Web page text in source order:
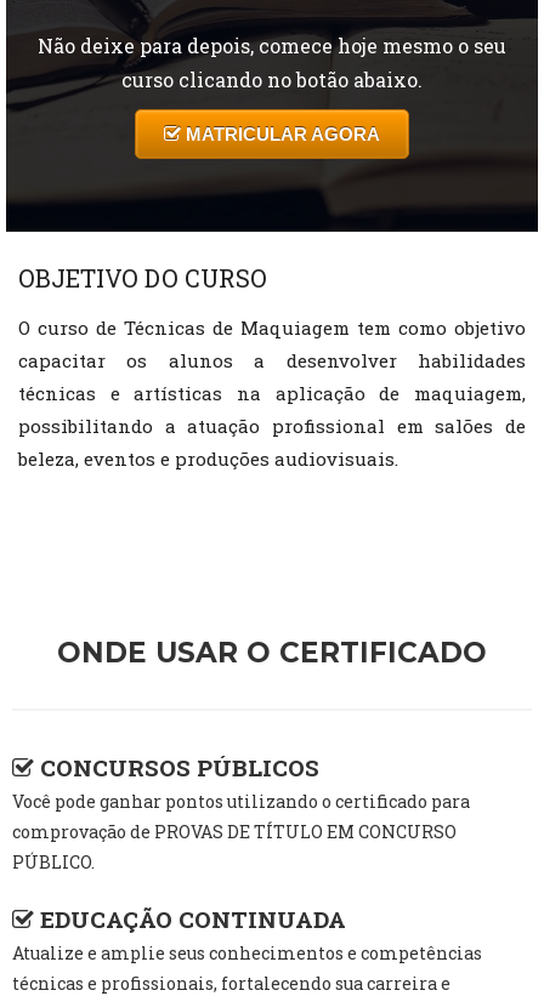
Não deixe para depois, comece hoje mesmo o seu
curso clicando no botão abaixo.
MATRICULAR AGORA
OBJETIVO DO CURSO
O curso de Técnicas de Maquiagem tem como objetivo
capacitar os alunos a desenvolver habilidades
técnicas e artísticas na aplicação de maquiagem,
possibilitando a atuação profissional em salões de
beleza, eventos e produções audiovisuais.
ONDE USAR O CERTIFICADO
CONCURSOS PÚBLICOS
Você pode ganhar pontos utilizando o certificado para
comprovação de PROVAS DE TÍTULO EM CONCURSO
PÚBLICO.
EDUCAÇÃO CONTINUADA
Atualize e amplie seus conhecimentos e competências
técnicas e profissionais, fortalecendo sua carreira e